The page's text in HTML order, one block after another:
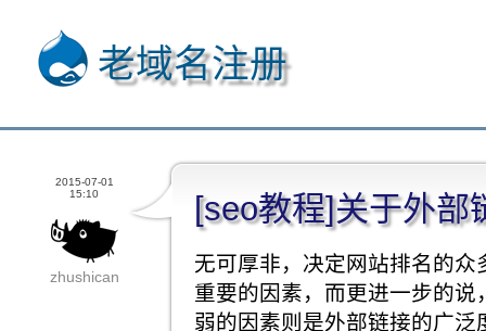
老域名注册
2015-07-01
15:10
zhushican
[seo教程]关于外部
无可厚非，决定网站排名的
重要的因素，而更进一步的
弱的因素则是外部链接的广泛